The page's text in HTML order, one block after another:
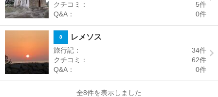
クチコミ：
5件
Q&A：
0件
8 レメソス
旅行記： 34件
クチコミ：
62件
Q&A：
0件
全8件を表示しました